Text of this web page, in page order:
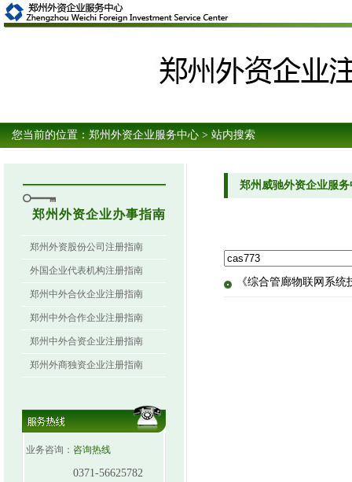
您当前的位置： 郑州外资企业服务中心 > 站内搜索
郑州外资企业办事指南
郑州外资股份公司注册指南
外国企业代表机构注册指南
郑州中外合伙企业注册指南
郑州中外合作企业注册指南
郑州中外合资企业注册指南
郑州外商独资企业注册指南
业务咨询： 咨询热线
0371-56625782
郑州威驰外资企业服
《综合管廊物联网系